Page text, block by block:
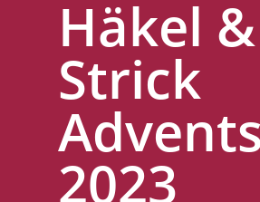
Häkel &
Strick
2023